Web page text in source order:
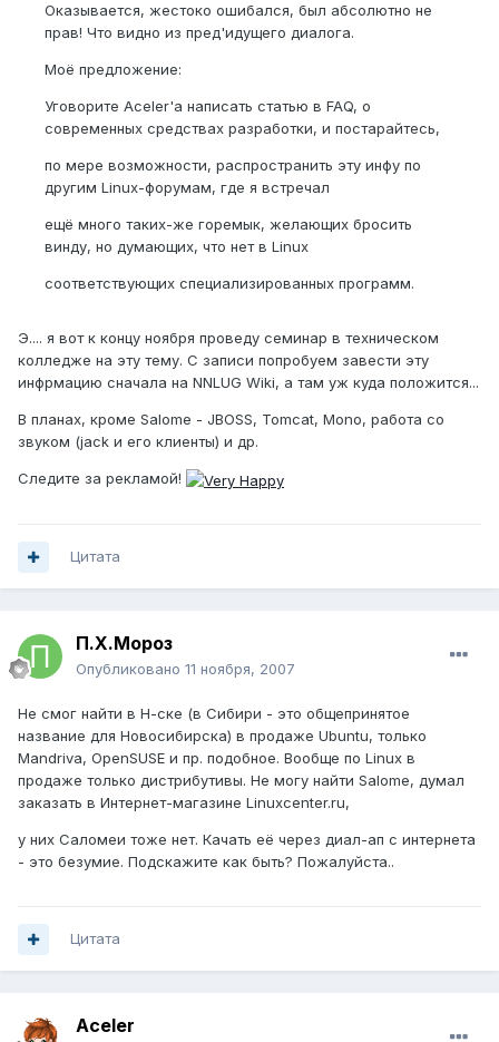
Оказывается, жестоко ошибался, был абсолютно не
прав! Что видно из пред'идущего диалога.
Моё предложение:
Уговорите Aceler'а написать статью в FAQ, о
современных средствах разработки, и постарайтесь,
по мере возможности, распространить эту инфу по
другим Linux-форумам, где я встречал
ещё много таких-же горемык, желающих бросить
винду, но думающих, что нет в Linux
соответствующих специализированных программ.
Э.... я вот к концу ноября проведу семинар в техническом
колледже на эту тему. С записи попробуем завести эту
инфрмацию сначала на NNLUG Wiki, а там уж куда положится...
В планах, кроме Salome - JBOSS, Tomcat, Mono, работа со
звуком (jack и его клиенты) и др.
Следите за рекламой!
Цитата
П.Х.Мороз
Опубликовано 11 ноября, 2007
Не смог найти в Н-ске (в Сибири - это общепринятое
название для Новосибирска) в продаже Ubuntu, только
Mandriva, OpenSUSE и пр. подобное. Вообще по Linux в
продаже только дистрибутивы. Не могу найти Salome, думал
заказать в Интернет-магазине Linuxcenter.ru,
у них Саломеи тоже нет. Качать её через диал-ап с интернета
- это безумие. Подскажите как быть? Пожалуйста..
Цитата
Aceler